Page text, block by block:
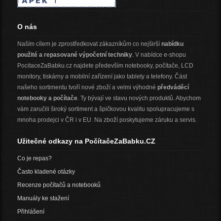
O nás
Naším cílem je zprostředkovat zákazníkům co nejširší nabídku
použité a repasované výpočetní techniky. V nabídce e-shopu
PocitaceZaBabku.cz najdete především notebooky, počítače, LCD
monitory, tiskárny a mobilní zařízení jako tablety a telefony. Část
našeho sortimentu tvoří nové zboží a velmi výhodné předváděcí
notebooky a počítače. Ty bývají ve stavu nových produktů. Abychom
vám zaručili široký sortiment a špičkovou kvalitu spolupracujeme s
mnoha prodejci v ČR i v EU. Na zboží poskytujeme záruku a servis.
Užitečné odkazy na PočítačeZaBabku.CZ
Co je repas?
Často kladené otázky
Recenze počítačů a notebooků
Manuály ke stažení
Přihlášení